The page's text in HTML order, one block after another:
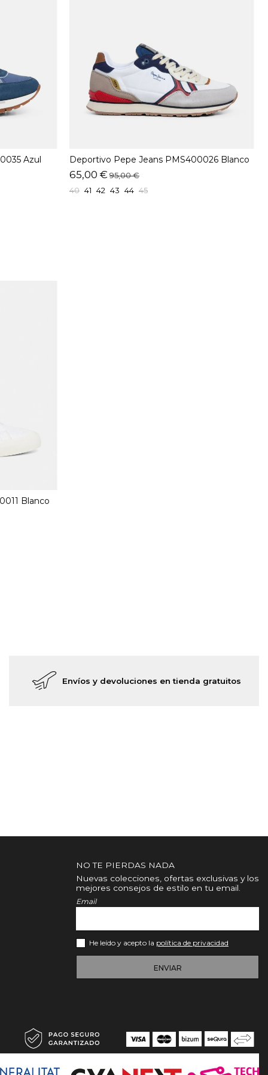
Azul Deportivo Pepe Jeans PMS400026 Blanco
65,00 € 95,00 €
40 41 42 43 44 45
Blanco
Envíos y devoluciones en tienda gratuitos
NO TE PIERDAS NADA
Nuevas colecciones, ofertas exclusivas y los
mejores consejos de estilo en tu email.
Email
He leído y acepto la política de privacidad
ENVIAR